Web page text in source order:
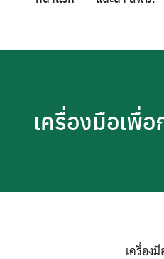
เครื่องมือเพื่
เครื่อง